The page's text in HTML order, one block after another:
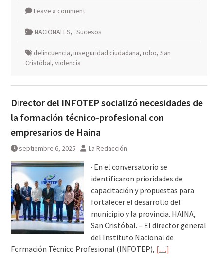
Leave a comment
NACIONALES, Sucesos
delincuencia, inseguridad ciudadana, robo, San
Cristóbal, violencia
Director del INFOTEP socializó necesidades de
la formación técnico-profesional con
empresarios de Haina
septiembre 6, 2025 La Redacción
· En el conversatorio se
identificaron prioridades de
capacitación y propuestas para
fortalecer el desarrollo del
municipio y la provincia. HAINA,
San Cristóbal. – El director general
del Instituto Nacional de
Formación Técnico Profesional (INFOTEP), […]